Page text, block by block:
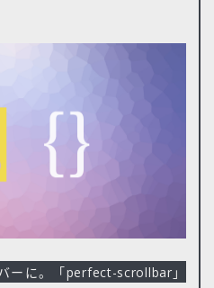
ーに。「perfect-scrollbar」